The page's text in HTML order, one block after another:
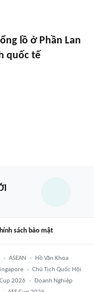
lồ ở Phần Lan
quốc tế
sách bảo mật
ASEAN
Hồ Văn Khoa
Chủ Tịch Quốc Hội
2026
Doanh Nghiệp